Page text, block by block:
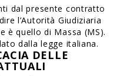
dal presente contratto
l’Autorità Giudiziaria
è quello di Massa (MS).
dalla legge italiana.
DELLE